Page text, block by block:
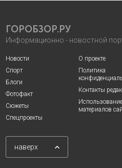
ГОРОБЗОР.РУ
Информационно - новостной
Новости
Спорт
Блоги
Фотофакт
Сюжеты
Спецпроекты
О проекте
Политика
Контакты
Использование
материалов
наверх